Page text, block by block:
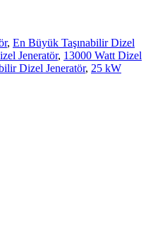
, En Büyük Taşınabilir Dizel
Jeneratör, 13000 Watt Dizel
Dizel Jeneratör, 25 kW